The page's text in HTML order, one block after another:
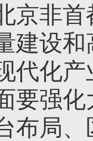
京非
建设
代化
要强
布局